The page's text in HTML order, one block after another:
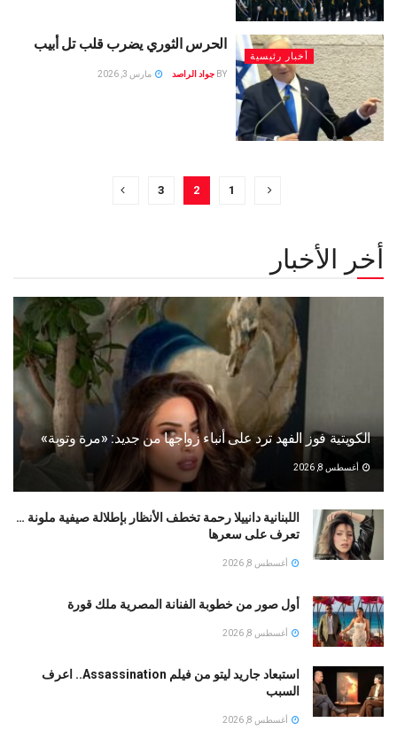
أخبار رئيسية
الحرس الثوري يضرب قلب تل أبيب
BY جواد الراصد مارس 3, 2026
1
2
3
أخر الأخبار
الكويتية فوز الفهد ترد على أنباء زواجها من جديد: «مرة وتوبة» ‏
أغسطس 8, 2026
اللبنانية دانييلا رحمة تخطف الأنظار بإطلالة صيفية ملونة …
تعرف على سعرها
أغسطس 8, 2026
أول صور من خطوبة الفنانة المصرية ملك قورة
أغسطس 8, 2026
استبعاد جاريد ليتو من فيلم Assassination.. اعرف
السبب
أغسطس 8, 2026